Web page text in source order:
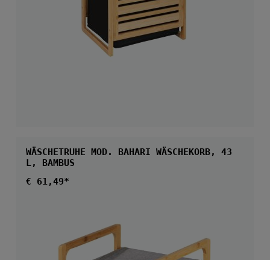
WÄSCHETRUHE MOD. BAHARI WÄSCHEKORB, 43
L, BAMBUS
Regulärer Preis:
€ 61,49*